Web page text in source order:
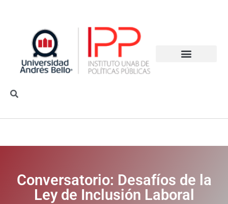
Conversatorio: Desafíos de la
Ley de Inclusión Laboral